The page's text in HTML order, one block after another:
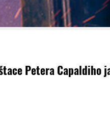
Petera Capaldiho